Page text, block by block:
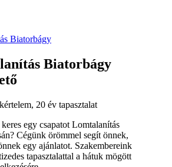
Biatorbágy
Biatorbágy
20 év tapasztalat
egy csapatot Lomtalanítás
Cégünk örömmel segít önnek,
egy ajánlatot. Szakembereink
tapasztalattal a hátuk mögött